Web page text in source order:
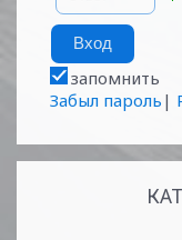
запомнить
Забыл пароль |